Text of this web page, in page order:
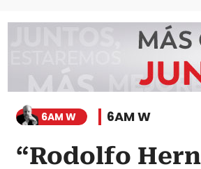
6AM W 6AM W
“Rodolfo